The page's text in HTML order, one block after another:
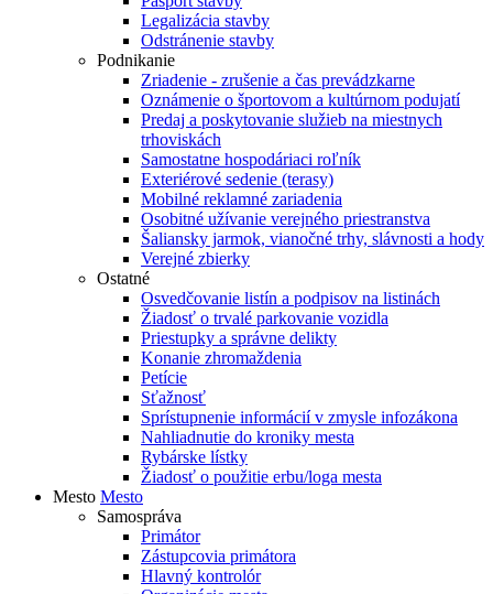
Legalizácia stavby
Odstránenie stavby
Podnikanie
Zriadenie - zrušenie a čas prevádzkarne
Oznámenie o športovom a kultúrnom podujatí
Predaj a poskytovanie služieb na miestnych
trhoviskách
Samostatne hospodáriaci roľník
Exteriérové sedenie (terasy)
Mobilné reklamné zariadenia
Osobitné užívanie verejného priestranstva
Šaliansky jarmok, vianočné trhy, slávnosti a hody
Verejné zbierky
Ostatné
Osvedčovanie listín a podpisov na listinách
Žiadosť o trvalé parkovanie vozidla
Priestupky a správne delikty
Konanie zhromaždenia
Petície
Sťažnosť
Sprístupnenie informácií v zmysle infozákona
Nahliadnutie do kroniky mesta
Rybárske lístky
Žiadosť o použitie erbu/loga mesta
Mesto Mesto
Samospráva
Primátor
Zástupcovia primátora
Hlavný kontrolór